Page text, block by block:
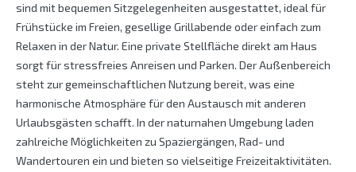
sind mit bequemen Sitzgelegenheiten ausgestattet, ideal für
Frühstücke im Freien, gesellige Grillabende oder einfach zum
Relaxen in der Natur. Eine private Stellfläche direkt am Haus
sorgt für stressfreies Anreisen und Parken. Der Außenbereich
steht zur gemeinschaftlichen Nutzung bereit, was eine
harmonische Atmosphäre für den Austausch mit anderen
Urlaubsgästen schafft. In der naturnahen Umgebung laden
zahlreiche Möglichkeiten zu Spaziergängen, Rad- und
Wandertouren ein und bieten so vielseitige Freizeitaktivitäten.